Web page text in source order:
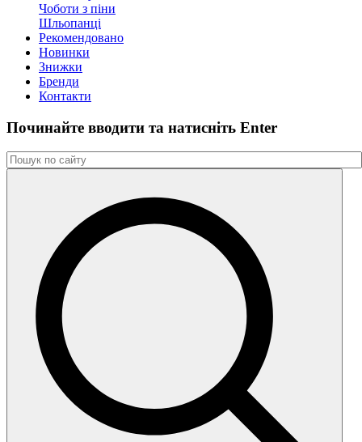
Чоботи з піни
Шльопанці
Рекомендовано
Новинки
Знижки
Бренди
Контакти
Починайте вводити та натиснiть Enter